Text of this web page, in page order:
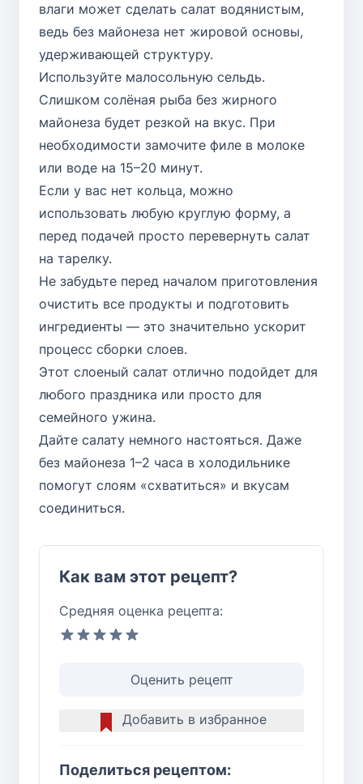
влаги может сделать салат водянистым,
ведь без майонеза нет жировой основы,
удерживающей структуру.
Используйте малосольную сельдь.
Слишком солёная рыба без жирного
майонеза будет резкой на вкус. При
необходимости замочите филе в молоке
или воде на 15–20 минут.
Если у вас нет кольца, можно
использовать любую круглую форму, а
перед подачей просто перевернуть салат
на тарелку.
Не забудьте перед началом приготовления
очистить все продукты и подготовить
ингредиенты — это значительно ускорит
процесс сборки слоев.
Этот слоеный салат отлично подойдет для
любого праздника или просто для
семейного ужина.
Дайте салату немного настояться. Даже
без майонеза 1–2 часа в холодильнике
помогут слоям «схватиться» и вкусам
соединиться.
Как вам этот рецепт?
Средняя оценка рецепта:
Оценить рецепт
Добавить в избранное
Поделиться рецептом: